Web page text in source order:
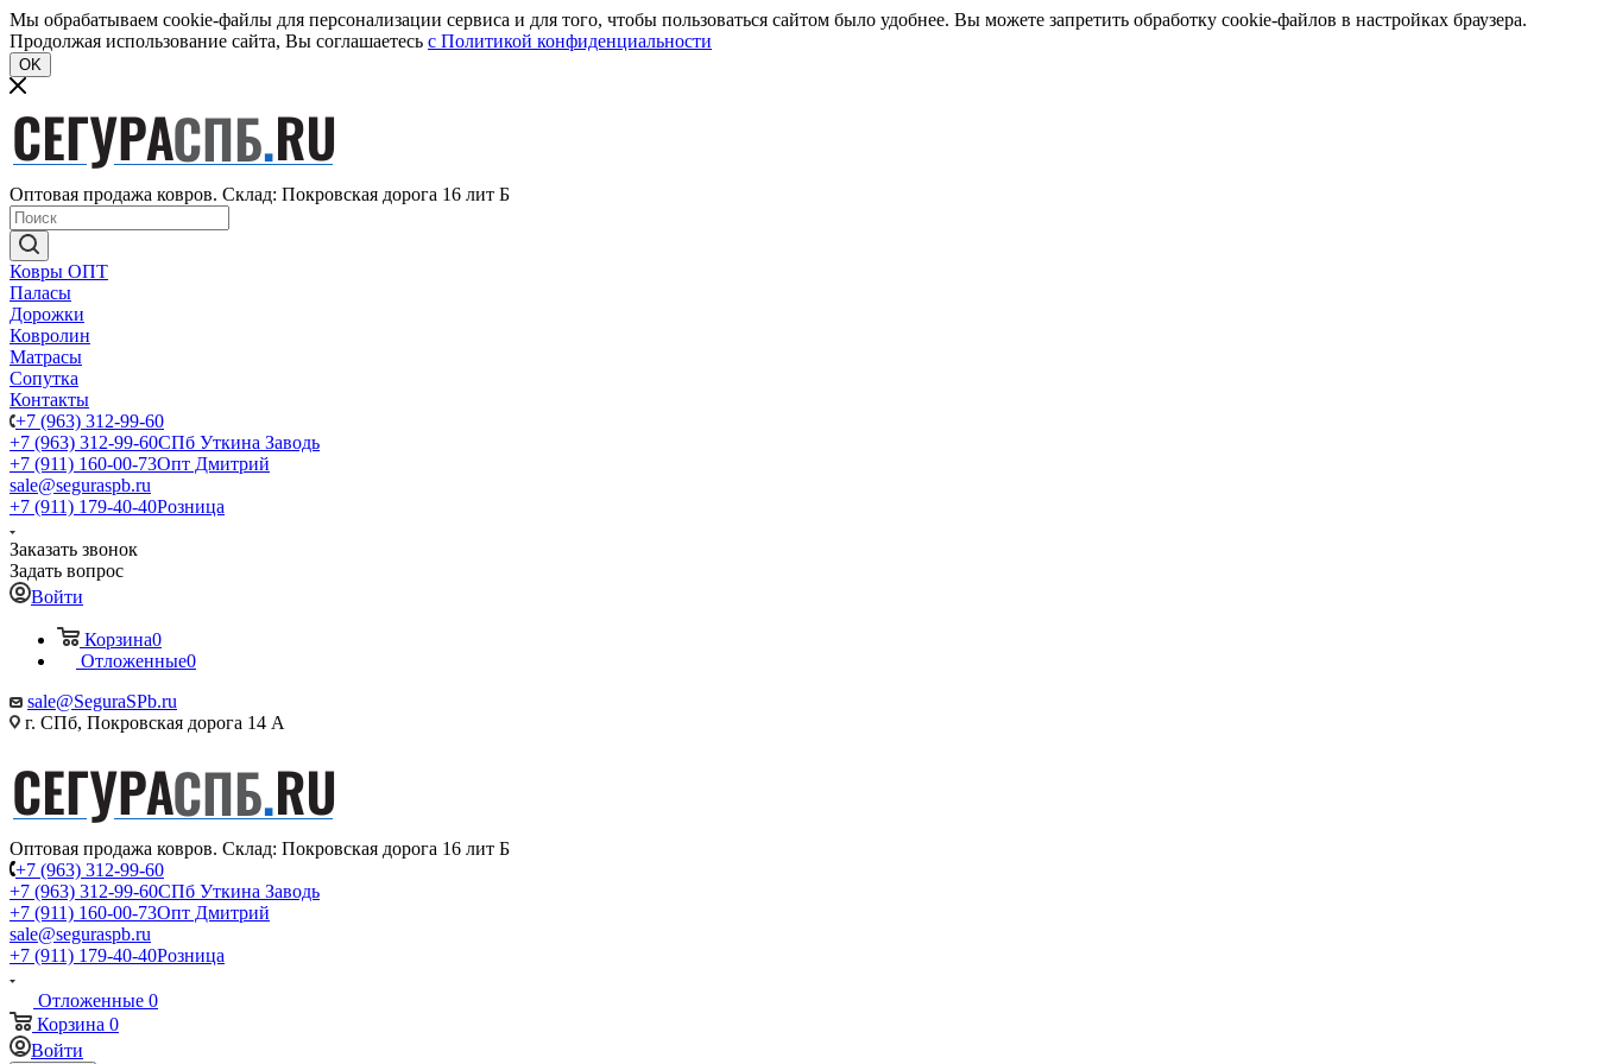
Мы обрабатываем cookie-файлы для персонализации сервиса и для того, чтобы пользоваться сайтом было удобнее. Вы можете запретить обработку cookie-файлов в настройках браузера.
Продолжая использование сайта, Вы соглашаетесь c Политикой конфиденциальности
OK
Оптовая продажа ковров. Склад: Покровская дорога 16 лит Б
Ковры ОПТ
Паласы
Дорожки
Ковролин
Матрасы
Сопутка
Контакты
+7 (963) 312-99-60
+7 (963) 312-99-60СПб Уткина Заводь
+7 (911) 160-00-73Опт Дмитрий
sale@seguraspb.ru
+7 (911) 179-40-40Розница
Заказать звонок
Задать вопрос
Войти
Корзина0
Отложенные0
sale@SeguraSPb.ru
г. СПб, Покровская дорога 14 А
Оптовая продажа ковров. Склад: Покровская дорога 16 лит Б
+7 (963) 312-99-60
+7 (963) 312-99-60СПб Уткина Заводь
+7 (911) 160-00-73Опт Дмитрий
sale@seguraspb.ru
+7 (911) 179-40-40Розница
Отложенные 0
Корзина 0
Войти